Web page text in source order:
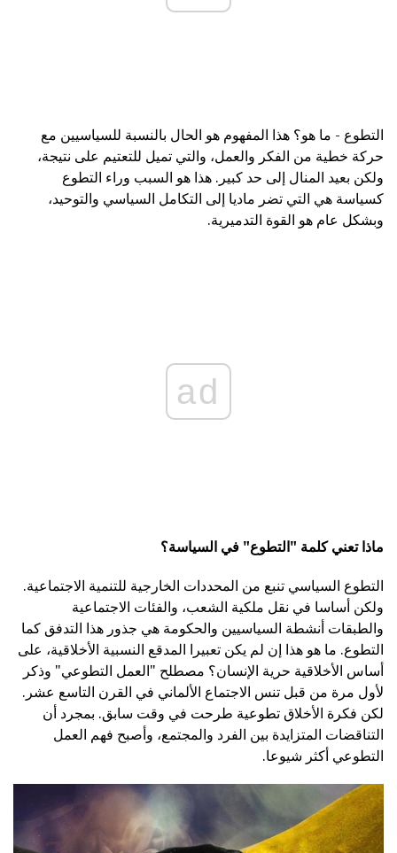
التطوع - ما هو؟ هذا المفهوم هو الحال بالنسبة للسياسيين مع
حركة خطية من الفكر والعمل، والتي تميل للتعتيم على نتيجة،
ولكن بعيد المنال إلى حد كبير. هذا هو السبب وراء التطوع
كسياسة هي التي تضر ماديا إلى التكامل السياسي والتوحيد،
وبشكل عام هو القوة التدميرية.
ad
ماذا تعني كلمة "التطوع" في السياسة؟
التطوع السياسي تنبع من المحددات الخارجية للتنمية الاجتماعية.
ولكن أساسا في نقل ملكية الشعب، والفئات الاجتماعية
والطبقات أنشطة السياسيين والحكومة هي جذور هذا التدفق كما
التطوع. ما هو هذا إن لم يكن تعبيرا المدقع النسبية الأخلاقية، على
أساس الأخلاقية حرية الإنسان؟ مصطلح "العمل التطوعي" وذكر
لأول مرة من قبل تنس الاجتماع الألماني في القرن التاسع عشر.
لكن فكرة الأخلاق تطوعية طرحت في وقت سابق. بمجرد أن
التناقضات المتزايدة بين الفرد والمجتمع، وأصبح فهم العمل
التطوعي أكثر شيوعا.